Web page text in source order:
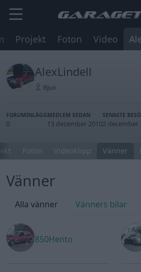
Projekt Foton Video
AlexLindell
Bjuv
FORUMINLÄGG
0
MEDLEM SEDAN
13 december 2010
SENASTE
2 december
Foton Videoklipp Vänner
Vänner
Alla vänner Vänners bilar
850Hento